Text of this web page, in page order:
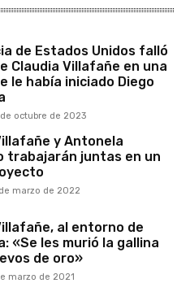
de Estados Unidos falló
Claudia Villafañe en una
le había iniciado Diego
octubre de 2023
y Antonela
trabajarán juntas en un
marzo de 2022
al entorno de
«Se les murió la gallina
de oro»
marzo de 2021